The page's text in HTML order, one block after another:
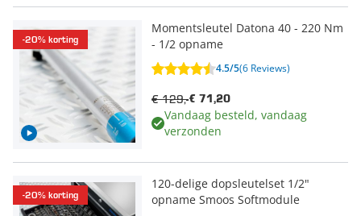
-20% korting
Momentsleutel Datona 40 - 220 Nm
- 1/2 opname
4.5/5(6 Reviews)
€ 71,20
€ 129,-
Vandaag besteld, vandaag
verzonden
-20% korting
120-delige dopsleutelset 1/2"
opname Smoos Softmodule